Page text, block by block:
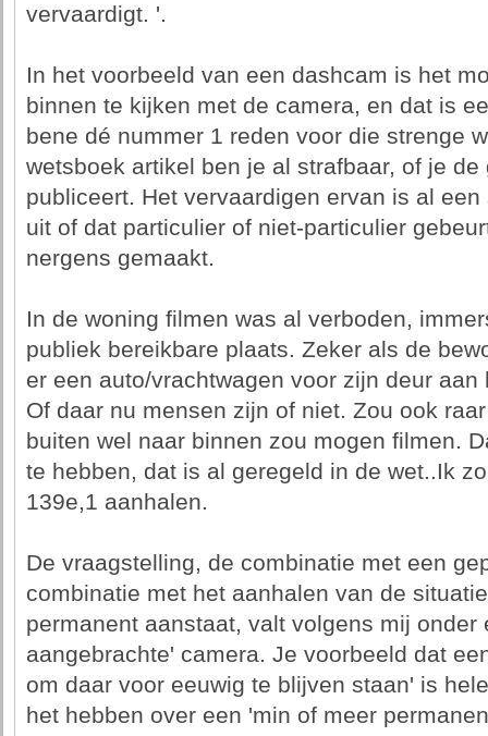
vervaardigt. '.
In het voorbeeld van een dashcam is het
binnen te kijken met de camera, en dat is
bene dé nummer 1 reden voor die strenge
wetsboek artikel ben je al strafbaar, of je
publiceert. Het vervaardigen ervan is al
uit of dat particulier of niet-particulier
nergens gemaakt.
In de woning filmen was al verboden,
publiek bereikbare plaats. Zeker als de
er een auto/vrachtwagen voor zijn deur
Of daar nu mensen zijn of niet. Zou ook
buiten wel naar binnen zou mogen filmen.
te hebben, dat is al geregeld in de wet..Ik
139e,1 aanhalen.
De vraagstelling, de combinatie met een
combinatie met het aanhalen van de
permanent aanstaat, valt volgens mij
aangebrachte' camera. Je voorbeeld dat
om daar voor eeuwig te blijven staan' is
het hebben over een 'min of meer